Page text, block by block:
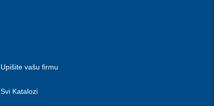
Upišite vašu firmu
Svi Katalozi